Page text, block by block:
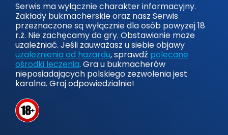
Serwis ma wyłącznie charakter informacyjny.
Zakłady bukmacherskie oraz nasz Serwis
przeznaczone są wyłącznie dla osób powyżej 18
r.ż. Nie zachęcamy do gry. Obstawianie może
uzależniać. Jeśli zauważasz u siebie objawy
uzależnienia od hazardu, sprawdź polecane
ośrodki leczenia. Gra u bukmacherów
nieposiadających polskiego zezwolenia jest
karalna. Graj odpowiedzialnie!